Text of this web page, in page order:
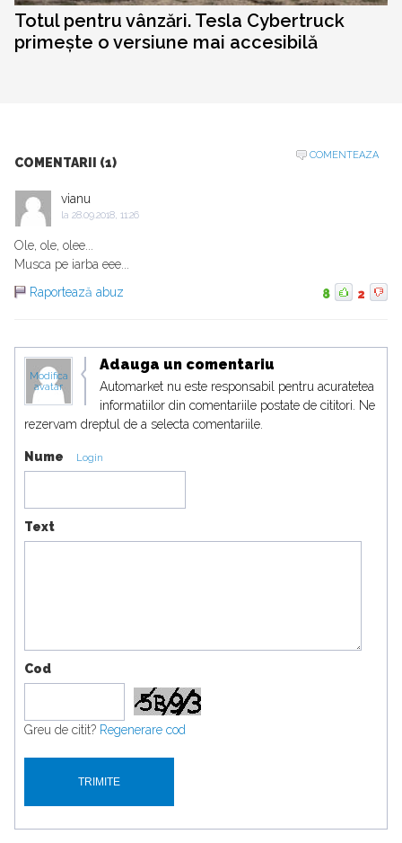
Totul pentru vânzări. Tesla Cybertruck
primește o versiune mai accesibilă
COMENTARII (1)
COMENTEAZA
vianu
la 28.09.2018, 11:26
Ole, ole, olee...
Musca pe iarba eee...
Raportează abuz
8 2
Modifica
avatar
Adauga un comentariu
Automarket nu este responsabil pentru acuratetea
informatiilor din comentariile postate de cititori. Ne
rezervam dreptul de a selecta comentariile.
Nume Login
Text
Cod
Greu de citit? Regenerare cod